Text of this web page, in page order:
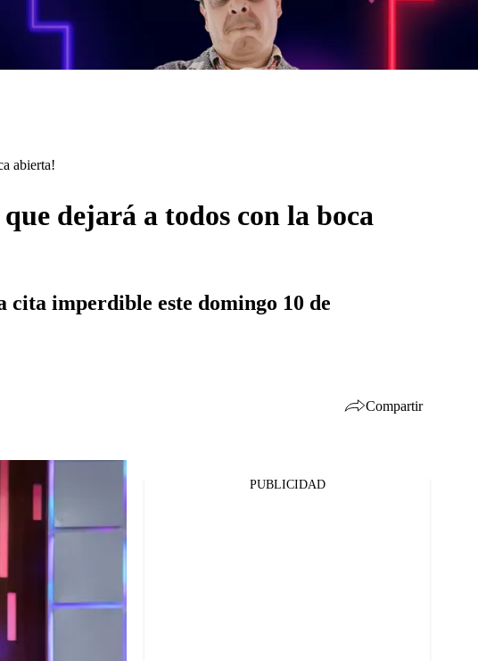
abierta!
dejará a todos con la boca
imperdible este domingo 10 de
Compartir
Twitter
Whatsapp
PUBLICIDAD